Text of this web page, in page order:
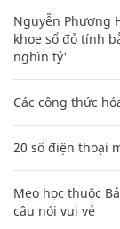
Nguyễn Phương
khoe sổ đỏ tính
nghìn tỷ'
Các công thức
20 số điện thoại
Mẹo học thuộc
câu nói vui vẻ